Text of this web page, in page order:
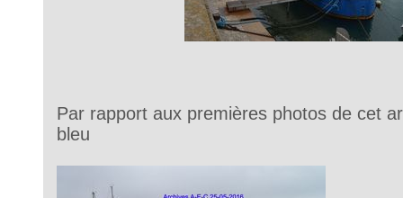
Par rapport aux premières photos de cet
bleu